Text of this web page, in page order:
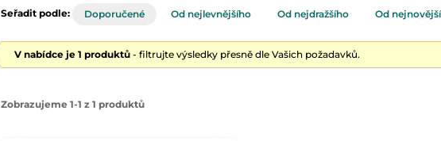
Seřadit podle: Doporučené Od nejlevnějšího Od nejdražšího Od
V nabídce je 1 produktů - filtrujte výsledky přesně dle Vašich požadavků.
Zobrazujeme 1-1 z 1 produktů